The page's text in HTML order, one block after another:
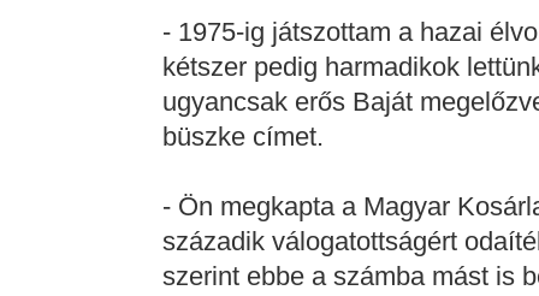
- 1975-ig játszottam a hazai
kétszer pedig harmadikok
ugyancsak erős Baját
büszke címet.
- Ön megkapta a Magyar
századik válogatottságért
szerint ebbe a számba mást is